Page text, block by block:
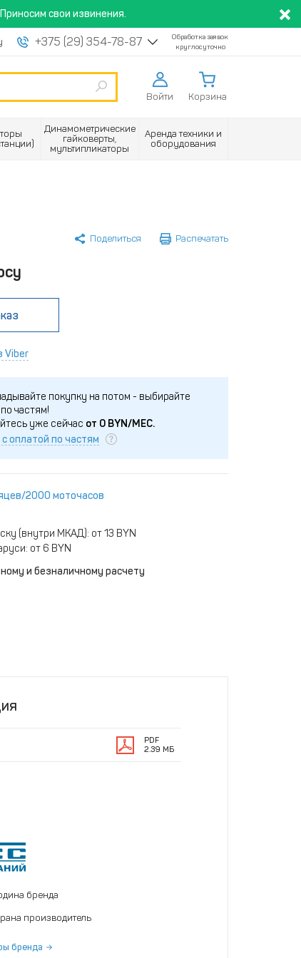
свои извинения.
+375 (29) 354-78-87
Обработка заявок
круглосуточно
Войти Корзина
Динамометрические
гайковерты,
мультипликаторы
Аренда техники и
оборудования
Поделиться Распечатать
Viber
покупку на потом - выбирайте
частям!
уже сейчас от 0BYN/МЕС.
с оплатой по частям
2000 моточасов
(внутри МКАД): от 13 BYN
от 6 BYN
и безналичному расчету
PDF
2.39 МБ
бренда
производитель
бренда